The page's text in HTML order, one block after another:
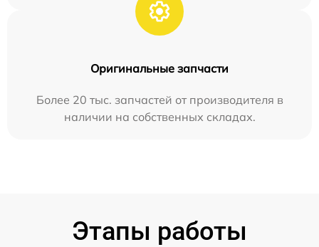
Оригинальные запчасти
Более 20 тыс. запчастей от производителя в
наличии на собственных складах.
Этапы работы